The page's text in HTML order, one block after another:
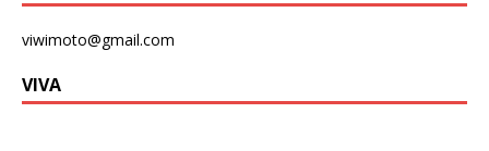
viwimoto@gmail.com
VIVA